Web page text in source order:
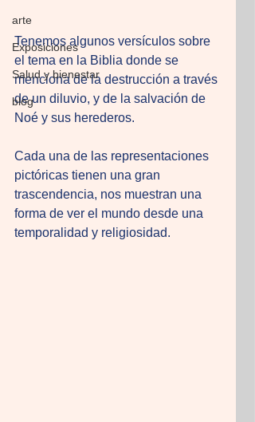
arte
Exposiciones
Salud y bienestar
blog
Tenemos algunos versículos sobre
el tema en la Biblia donde se
menciona de la destrucción a través
de un diluvio, y de la salvación de
Noé y sus herederos.
Cada una de las representaciones
pictóricas tienen una gran
trascendencia, nos muestran una
forma de ver el mundo desde una
temporalidad y religiosidad.